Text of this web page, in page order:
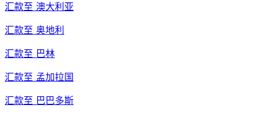
汇款至 澳大利亚
汇款至 奥地利
汇款至 巴林
汇款至 孟加拉国
汇款至 巴巴多斯